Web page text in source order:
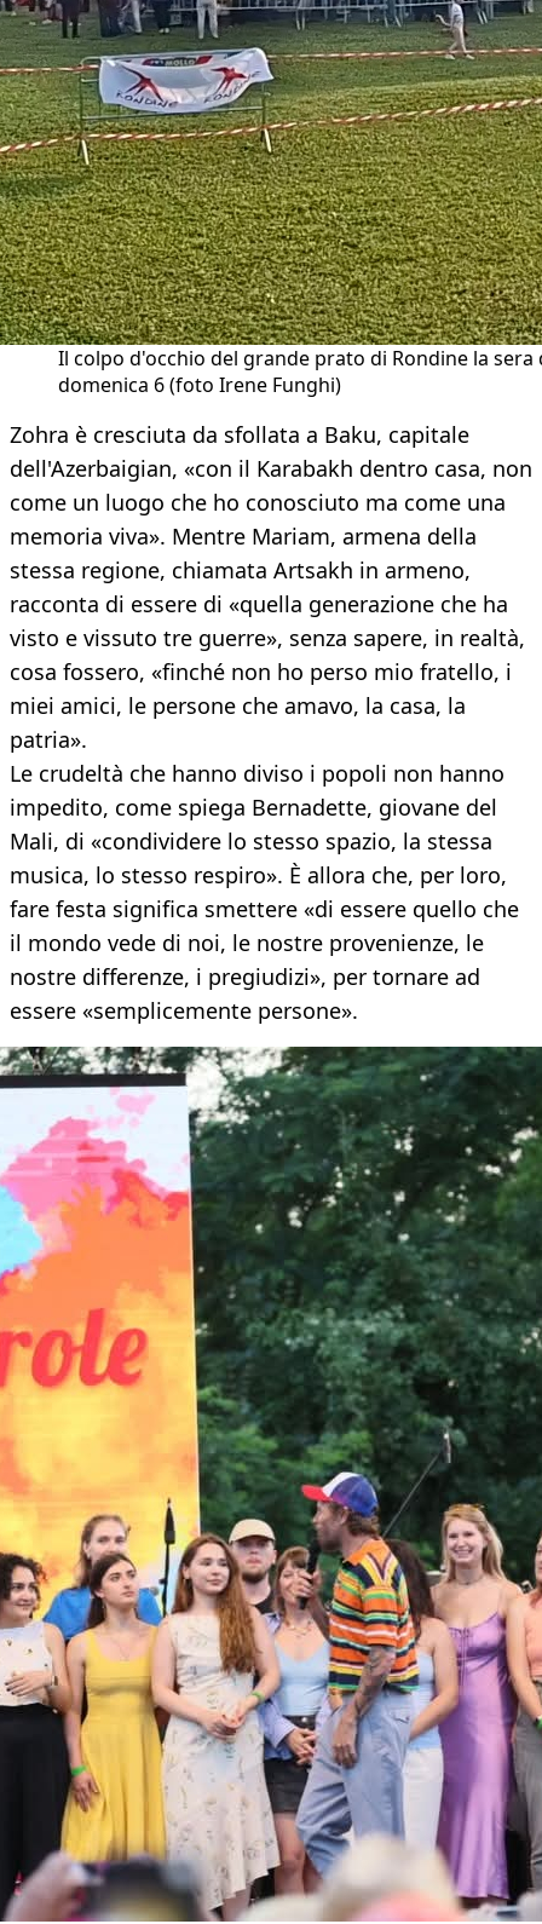
Il colpo d'occhio del grande prato di Rondine la sera
domenica 6 (foto Irene Funghi)
Zohra è cresciuta da sfollata a Baku, capitale
dell'Azerbaigian, «con il Karabakh dentro casa, non
come un luogo che ho conosciuto ma come una
memoria viva». Mentre Mariam, armena della
stessa regione, chiamata Artsakh in armeno,
racconta di essere di «quella generazione che ha
visto e vissuto tre guerre», senza sapere, in realtà,
cosa fossero, «finché non ho perso mio fratello, i
miei amici, le persone che amavo, la casa, la
patria».
Le crudeltà che hanno diviso i popoli non hanno
impedito, come spiega Bernadette, giovane del
Mali, di «condividere lo stesso spazio, la stessa
musica, lo stesso respiro». È allora che, per loro,
fare festa significa smettere «di essere quello che
il mondo vede di noi, le nostre provenienze, le
nostre differenze, i pregiudizi», per tornare ad
essere «semplicemente persone».